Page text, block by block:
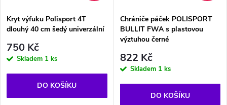
Kryt výfuku Polisport 4T
dlouhý 40 cm šedý univerzální
750 Kč
Skladem 1 ks
DO KOŠÍKU
Chrániče páček POLISPORT
BULLIT FWA s plastovou
výztuhou černé
822 Kč
Skladem 1 ks
DO KOŠÍKU